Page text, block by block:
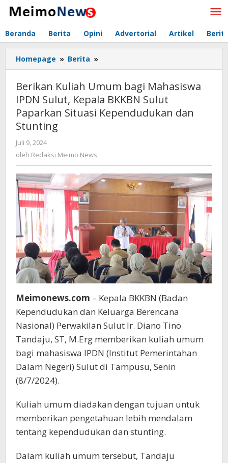
Lewati
Beranda Berita Opini Advertorial Artikel
Homepage » Berita »
Kuliah
bagi
Mahasiswa
IPDN
Paparkan
Situasi
Kependudukan
dan
Stunting
Berikan Kuliah Umum bagi Mahasiswa
IPDN Sulut, Kepala BKKBN Sulut
Paparkan Situasi Kependudukan dan
Stunting
Juli 9, 2024
Redaksi
News
oleh Redaksi Meimo News
Meimonews.com – Kepala BKKBN (Badan
Kependudukan dan Keluarga Berencana
Nasional) Perwakilan Sulut Ir. Diano Tino
Tandaju, ST, M.Erg memberikan kuliah umum
bagi mahasiswa IPDN (Institut Pemerintahan
Dalam Negeri) Sulut di Tampusu, Senin
(8/7/2024).
Kuliah umum diadakan dengan tujuan untuk
memberikan pengetahuan lebih mendalam
tentang kependudukan dan stunting.
Dalam kuliah umum tersebut, Tandaju